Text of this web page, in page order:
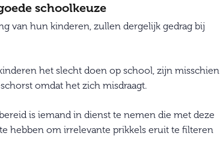
schoolkeuze
van hun kinderen, zullen dergelijk gedrag bij
het slecht doen op school, zijn misschien
omdat het zich misdraagt.
is iemand in dienst te nemen die met deze
hebben om irrelevante prikkels eruit te filteren